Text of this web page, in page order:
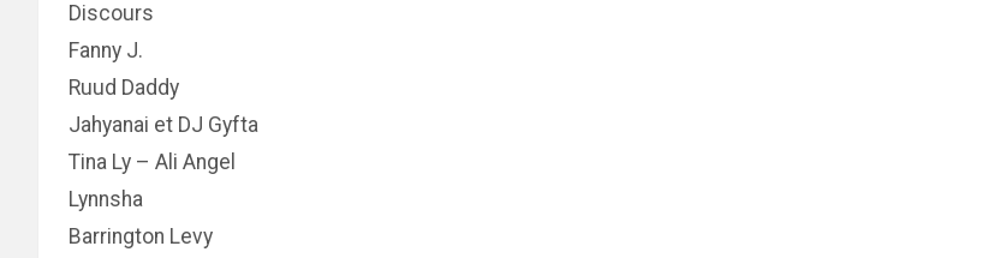
Discours
Fanny J.
Ruud Daddy
Jahyanai et DJ Gyfta
Tina Ly – Ali Angel
Lynnsha
Barrington Levy